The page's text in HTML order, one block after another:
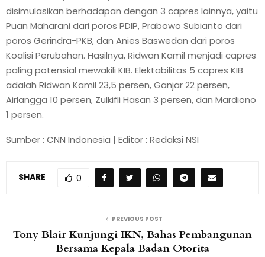
disimulasikan berhadapan dengan 3 capres lainnya, yaitu
Puan Maharani dari poros PDIP, Prabowo Subianto dari
poros Gerindra-PKB, dan Anies Baswedan dari poros
Koalisi Perubahan. Hasilnya, Ridwan Kamil menjadi capres
paling potensial mewakili KIB. Elektabilitas 5 capres KIB
adalah Ridwan Kamil 23,5 persen, Ganjar 22 persen,
Airlangga 10 persen, Zulkifli Hasan 3 persen, dan Mardiono
1 persen.
Sumber : CNN Indonesia | Editor : Redaksi NSI
SHARE 0
PREVIOUS POST
Tony Blair Kunjungi IKN, Bahas Pembangunan
Bersama Kepala Badan Otorita